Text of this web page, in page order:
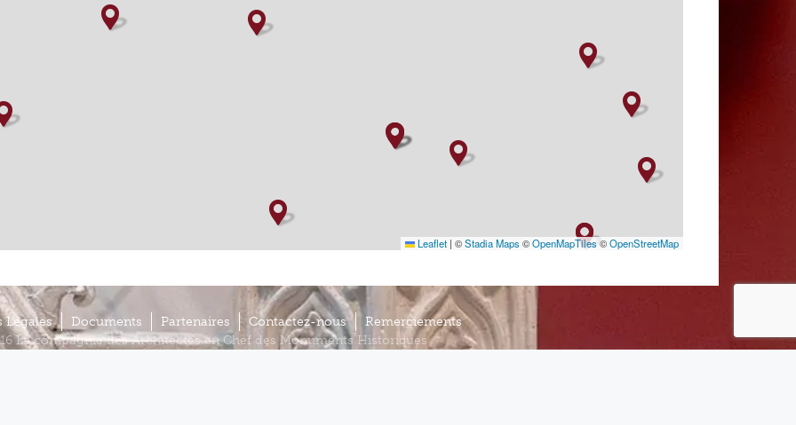
Leaflet | ©Stadia Maps ©OpenMapTiles ©OpenStreetMap
Légales Documents Partenaires Contactez-nous
Remerciements
La compagnie des Architectes en Chef des Monuments Historiques